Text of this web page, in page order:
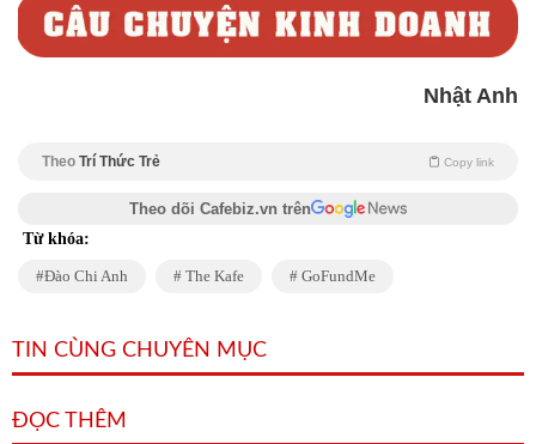
Nhật Anh
Theo Trí Thức Trẻ Copy link
Theo dõi Cafebiz.vn trên
Từ khóa:
Đào Chi Anh The Kafe GoFundMe
TIN CÙNG CHUYÊN MỤC
ĐỌC THÊM